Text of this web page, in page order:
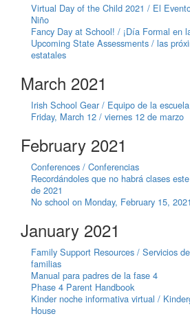
Virtual Day of the Child 2021 / El
Niño
Fancy Day at School! / ¡Día Formal en
Upcoming State Assessments / las
estatales
March 2021
Irish School Gear / Equipo de la escuela
Friday, March 12 / viernes 12 de marzo
February 2021
Conferences / Conferencias
Recordándoles que no habrá clases
de 2021
No school on Monday, February 15, 2021
January 2021
Family Support Resources / Servicios
familias
Manual para padres de la fase 4
Phase 4 Parent Handbook
Kinder noche informativa virtual /
House